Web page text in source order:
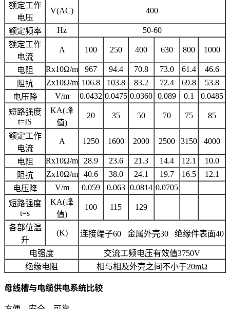
额定工作
电压
V(AC) 400
额定频率 Hz
50-60
额定工作
电流
A 100 250 400 630 800 1000
电阻 Rx10Ω/m 967 94.4 70.8 73.0 61.4
46.6
阻抗
Zx10Ω/m 106.8 103.8 83.2 72.4 69.8
53.8
电压降
V/m 0.0432 0.0475 0.0360 0.089 0.1
0.0485
短路强度
t=IS
KA(峰
值)
20 35 50 70 75 85
额定工作
电流
A 1250 1600 2000 2500 3150 4000
电阻 Rx10Ω/m 28.9 23.6 21.3 14.4 12.1
10.0
阻抗
Zx10Ω/m 40.6 38.0 24.1 19.7 16.5
12.1
电压降
V/m 0.059 0.063 0.0814 0.0705
短路强度
t=s
KA(峰
值)
100 115 129
各部位温
升
(K) 连接端子60 金属外壳30 绝缘件表面40
电强度
交流工频电压有效值3750V
绝缘电阻
相与相及外壳之间不小于20mΩ
母线槽与电缆供电系统比较